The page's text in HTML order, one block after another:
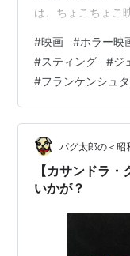
は、ちょこちょこ
演してました。 大
ですが、彼が主演
（1985）。 クラ
ンの花嫁」（
となんです。 さ
か？！ 人生初の
#映画 #ホラー映
#スティング #ジ
#フランケンシュ
パグ太郎の＜昭
【カサンドラ
いかが？